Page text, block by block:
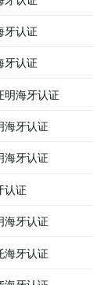
牙认证
牙认证
明海牙认证
海牙认证
海牙认证
认证
海牙认证
海牙认证